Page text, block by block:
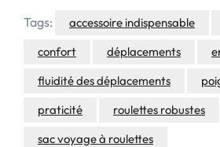
Tags: accessoire indispensable
confort
déplacements
fluidité des déplacements
praticité
roulettes robustes
sac voyage à roulettes